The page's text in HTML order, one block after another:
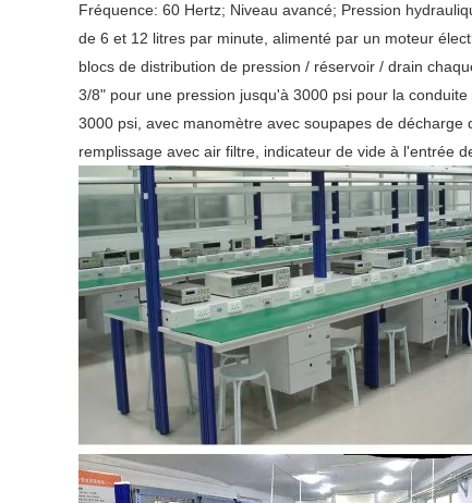
Fréquence: 60 Hertz; Niveau avancé; Pression
de 6 et 12 litres par minute, alimenté par un moteur
blocs de distribution de pression / réservoir / drain
3/8" pour une pression jusqu'à 3000 psi pour la
3000 psi, avec manomètre avec soupapes de
remplissage avec air filtre, indicateur de vide à l'entrée